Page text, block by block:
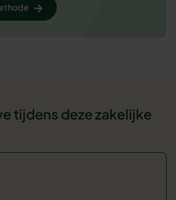
tijdens deze zakelijke